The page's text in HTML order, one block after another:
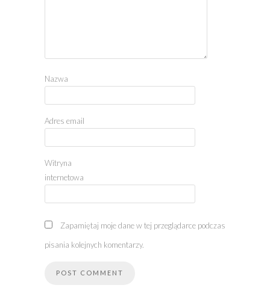
Nazwa
Adres email
Witryna
internetowa
Zapamiętaj moje dane w tej przeglądarce podczas
pisania kolejnych komentarzy.